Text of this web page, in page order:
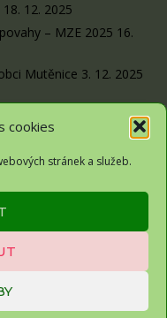
cookies
stránek a služeb.
18. 12. 2025
– MZE 2025 16.
Mutěnice 3. 12. 2025
2026